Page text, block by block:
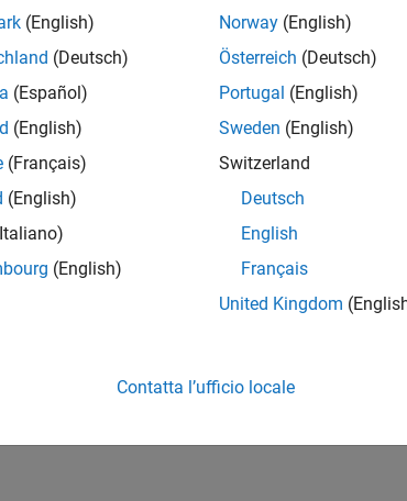
(English)
(Deutsch)
(Español)
(English)
(Français)
(English)
(English)
Norway (English)
Österreich (Deutsch)
Portugal (English)
Sweden (English)
Switzerland
Deutsch
English
Français
United Kingdom
Contatta l’ufficio locale